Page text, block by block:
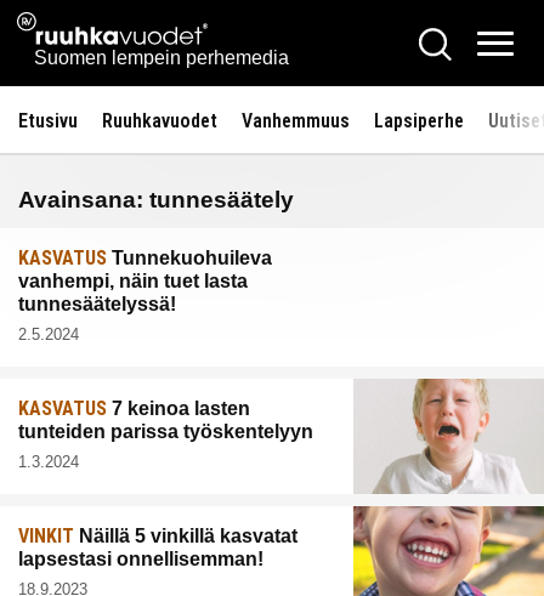
Siirry
sisältöön
Ruuhkavuodet.fi
Suomen lempein perhemedia
Hae
Etusivu Ruuhkavuodet Vanhemmuus Lapsiperhe
Avainsana: tunnesäätely
KASVATUS Tunnekuohuileva
vanhempi, näin tuet lasta
tunnesäätelyssä!
2.5.2024
KASVATUS 7 keinoa lasten
tunteiden parissa työskentelyyn
1.3.2024
VINKIT Näillä 5 vinkillä kasvatat
lapsestasi onnellisemman!
18.9.2023